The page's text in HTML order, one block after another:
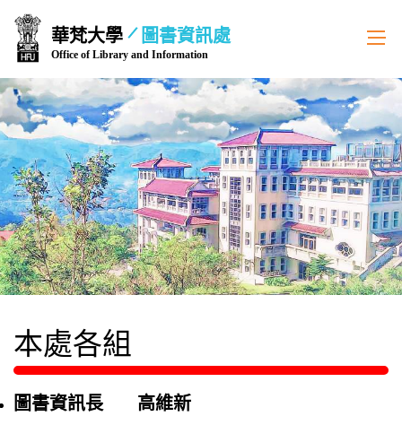
跳
到
主
要
內
容
區
華梵大學 圖書資訊處
Office of Library and Information
本處各組
圖書資訊長 高維新